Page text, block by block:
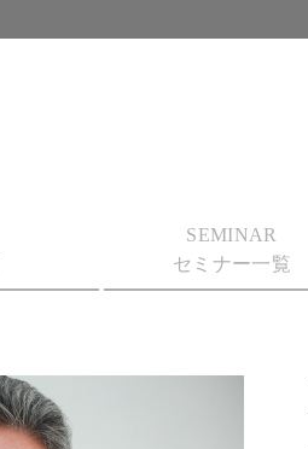
SEMINAR
セミナー一覧